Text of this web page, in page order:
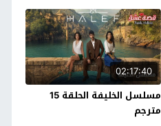
02:17:40
مسلسل الخليفة الحلقة 15
مترجم